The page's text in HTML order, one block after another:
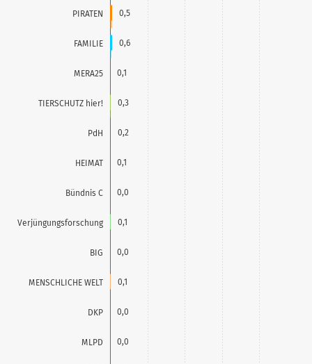
PIRATEN
FAMILIE
MERA25
TIERSCHUTZ hier!
PdH
HEIMAT
Bündnis C
Verjüngungsforschung
BIG
MENSCHLICHE WELT
DKP
MLPD
0,5
0,6
0,1
0,3
0,2
0,1
0,0
0,1
0,0
0,1
0,0
0,0